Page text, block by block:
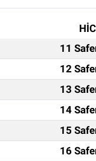
11
12
13
14
15
16